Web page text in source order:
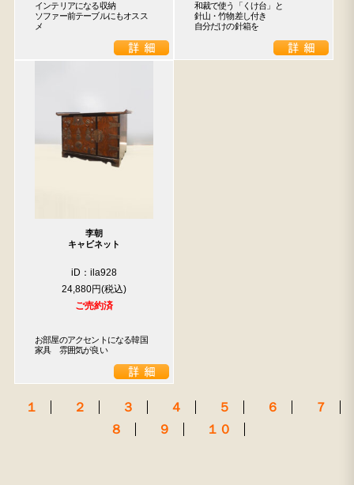
インテリアになる収納
ソファー前テーブルにもオスス
メ
和裁で使う「くけ台」と
針山・竹物差し付き
自分だけの針箱を
李朝
キャビネット
iD：ila928
24,880円
ご売約済
お部屋のアクセントになる韓国
家具　雰囲気が良い
１ ２ ３ ４ ５ ６
７
８
９ １０
水屋箪笥
1601 b2770